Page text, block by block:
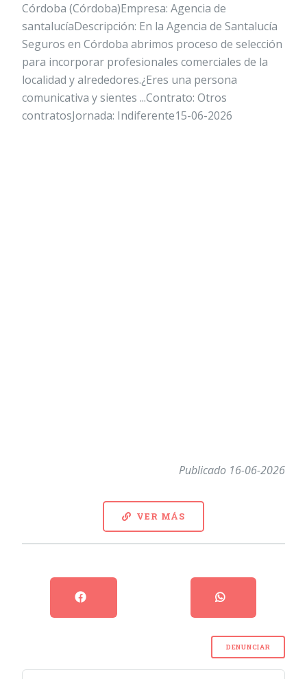
Córdoba (Córdoba)Empresa: Agencia de
santalucíaDescripción: En la Agencia de Santalucía
Seguros en Córdoba abrimos proceso de selección
para incorporar profesionales comerciales de la
localidad y alrededores.¿Eres una persona
comunicativa y sientes ...Contrato: Otros
contratosJornada: Indiferente15-06-2026
Publicado 16-06-2026
VER MÁS
DENUNCIAR